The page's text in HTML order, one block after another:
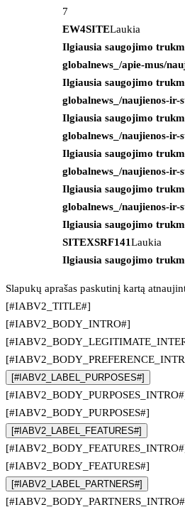
7
EW4SITELaukia
Ilgiausia saugojimo
globalnews_/apie-mus/
Ilgiausia saugojimo
globalnews_/naujienos-ir-
Ilgiausia saugojimo
globalnews_/naujienos-ir-
Ilgiausia saugojimo
globalnews_/naujienos-
Ilgiausia saugojimo
globalnews_/naujienos-
Ilgiausia saugojimo
SITEXSRF141Laukia
Ilgiausia saugojimo
Slapukų aprašas paskutinį kartą
[#IABV2_TITLE#]
[#IABV2_BODY_INTRO#]
[#IABV2_LABEL_PURPOSES#]
[#IABV2_BODY_PURPOSES#]
[#IABV2_LABEL_FEATURES#]
[#IABV2_BODY_FEATURES#]
[#IABV2_LABEL_PARTNERS#]